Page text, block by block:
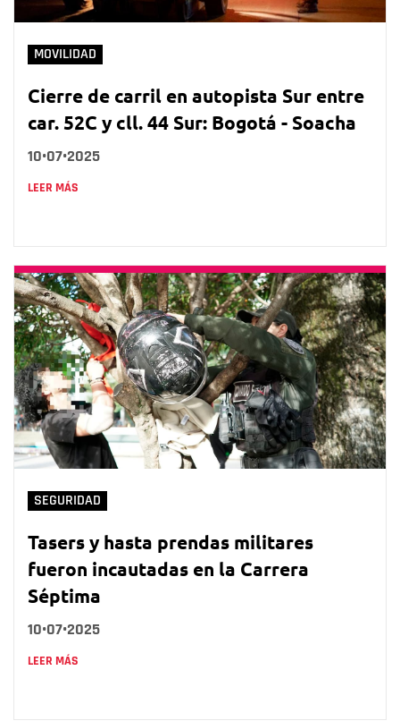
MOVILIDAD
Cierre de carril en autopista Sur entre
car. 52C y cll. 44 Sur: Bogotá - Soacha
10•07•2025
LEER MÁS
SEGURIDAD
Tasers y hasta prendas militares
fueron incautadas en la Carrera
Séptima
10•07•2025
LEER MÁS